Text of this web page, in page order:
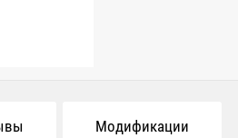
Модификации